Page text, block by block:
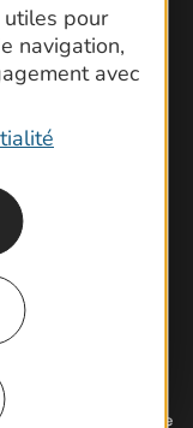
pour
navigation,
avec